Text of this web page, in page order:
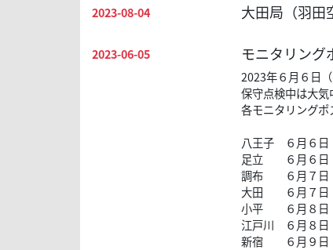
2023-08-04 大田局（羽田
2023-06-05 モニタリング
2023年６月６日
保守点検中は大気
各モニタリングポ
八王子 ６月６
足立 ６月６
調布 ６月７
大田 ６月７
小平 ６月８
江戸川 ６月８
新宿 ６月９